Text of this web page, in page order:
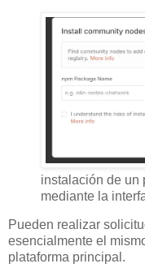
instalación de un
mediante la
Pueden realizar
esencialmente el
plataforma principal.